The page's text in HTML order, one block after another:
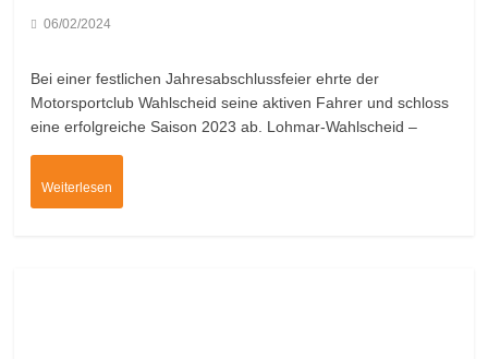
06/02/2024
Bei einer festlichen Jahresabschlussfeier ehrte der
Motorsportclub Wahlscheid seine aktiven Fahrer und schloss
eine erfolgreiche Saison 2023 ab. Lohmar-Wahlscheid –
Weiterlesen